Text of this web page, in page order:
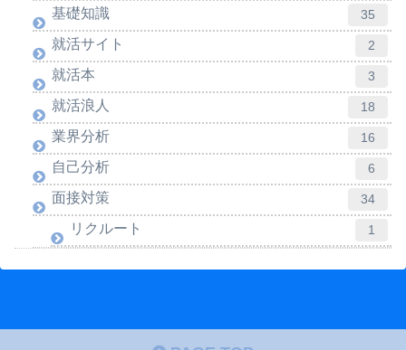
基礎知識 35
就活サイト 2
就活本 3
就活浪人 18
業界分析 16
自己分析 6
面接対策 34
リクルート 1